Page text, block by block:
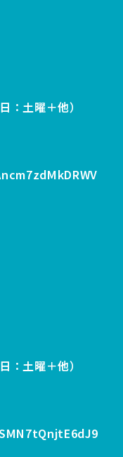
：土曜＋他）
：土曜＋他）